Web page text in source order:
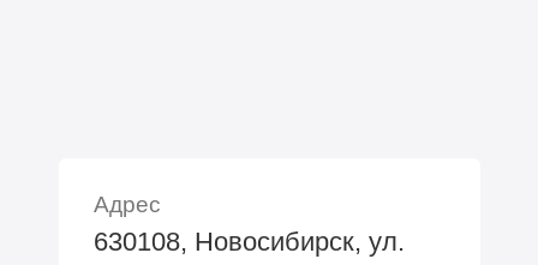
Адрес
630108, Новосибирск, ул.